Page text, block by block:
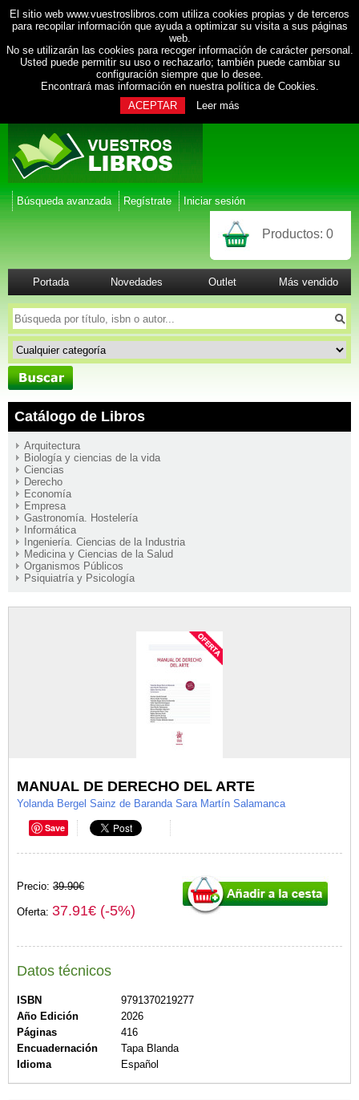
El sitio web www.vuestroslibros.com utiliza cookies propias y de terceros
para recopilar información que ayuda a optimizar su visita a sus páginas
web.
No se utilizarán las cookies para recoger información de carácter personal.
Usted puede permitir su uso o rechazarlo; también puede cambiar su
configuración siempre que lo desee.
Encontrará mas información en nuestra política de Cookies.
ACEPTAR
Leer más
Búsqueda avanzada Regístrate Iniciar sesión
Productos: 0
Portada Novedades Outlet Más vendido
Catálogo de Libros
Arquitectura
Biología y ciencias de la vida
Ciencias
Derecho
Economía
Empresa
Gastronomía. Hostelería
Informática
Ingeniería. Ciencias de la Industria
Medicina y Ciencias de la Salud
Organismos Públicos
Psiquiatría y Psicología
MANUAL DE DERECHO DEL ARTE
Yolanda Bergel Sainz de Baranda Sara Martín Salamanca
Save
Precio: 39.90€
Oferta: 37.91€ (-5%)
Datos técnicos
ISBN
9791370219277
Año Edición
2026
Páginas
416
Encuadernación
Tapa Blanda
Idioma
Español